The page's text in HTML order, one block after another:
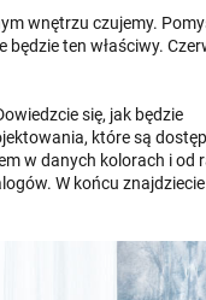
wnętrzu czujemy.
będzie ten właściwy.
się, jak będzie
które są
w danych kolorach i od
W końcu